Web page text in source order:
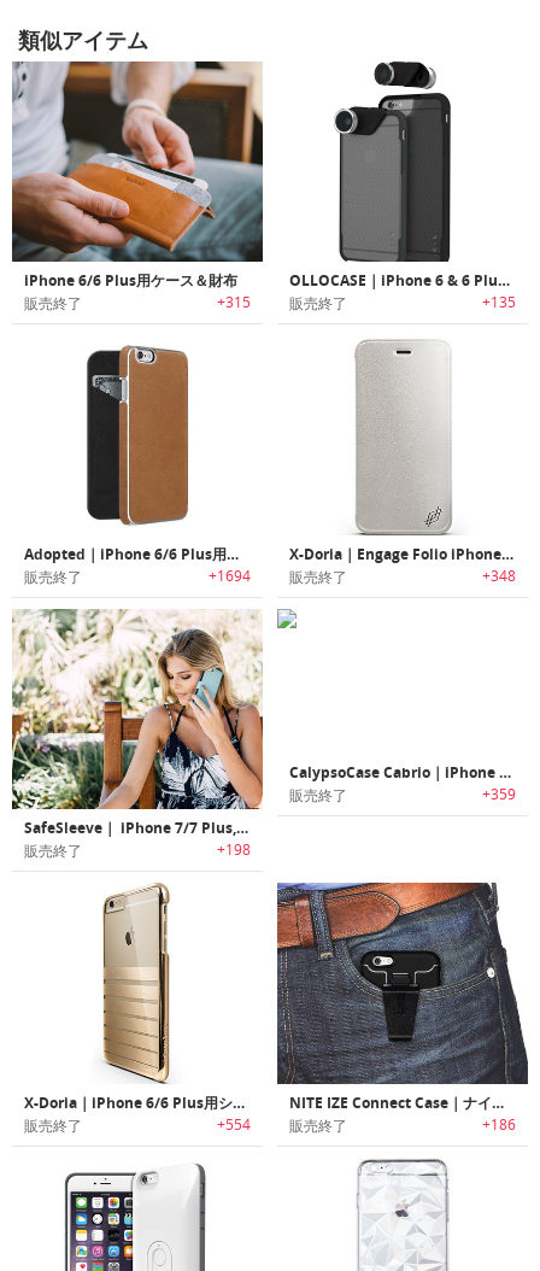
類似アイテム
iPhone 6/6 Plus用ケース＆財布
販売終了 +315
OLLOCASE｜iPhone 6 & 6 Plus用ケース「オロケース」
販売終了 +135
Adopted｜iPhone 6/6 Plus用革製ケース
販売終了 +1694
X-Doria｜Engage Folio iPhone 6/6 Plus用ケース
販売終了 +348
SafeSleeve｜ iPhone 7/7 Plus, 6/6 Plus用抗放射線ケース
販売終了 +198
CalypsoCase Cabrio｜iPhone 6/6 Plus用高級革製ハンドメイドケース
販売終了 +359
X-Doria｜iPhone 6/6 Plus用シースルー保護ケース
販売終了 +554
NITE IZE Connect Case｜ナイトアイズ iPhone 6/6 Plus用コネクトケース
販売終了 +186